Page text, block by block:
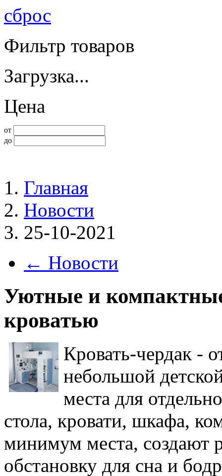
сброс
Фильтр товаров
Загрузка...
Цена
от
до
Главная
Новости
25-10-2021
← Новости
Уютные и
кроватью
Кровать-чердак -
небольшой
места для
стола, кровати, шкафа,
минимум места, создают
обстановку для сна и